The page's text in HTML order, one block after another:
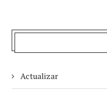
Actualizar